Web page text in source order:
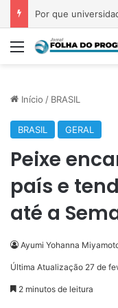
Menu
Início / BRASIL
BRASIL GERAL
Peixe
país e
até a
Ayumi Yohanna
Última Atualização 27 de
2 minutos de leitura